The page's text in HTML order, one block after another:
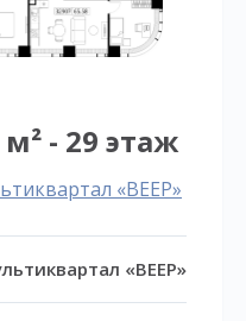
- 29 этаж
«ВЕЕР»
«ВЕЕР»